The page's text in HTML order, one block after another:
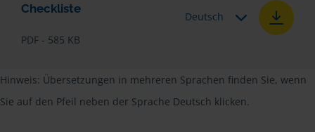
Checkliste
PDF - 585 KB
Deutsch
Hinweis: Übersetzungen in mehreren Sprachen finden Sie, wenn
Sie auf den Pfeil neben der Sprache Deutsch klicken.